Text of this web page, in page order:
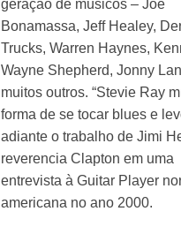
geração de músicos – Joe
Bonamassa, Jeff Healey,
Trucks, Warren Haynes,
Wayne Shepherd, Jonny
muitos outros. “Stevie Ray
forma de se tocar blues e
adiante o trabalho de Jimi
reverencia Clapton em uma
entrevista à Guitar Player
americana no ano 2000.